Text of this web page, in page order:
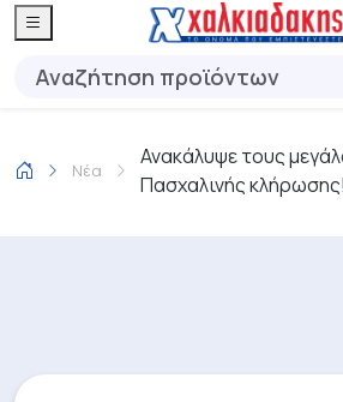
Νέα
Ανακάλυψε τους
Πασχαλινής κλήρωσης!